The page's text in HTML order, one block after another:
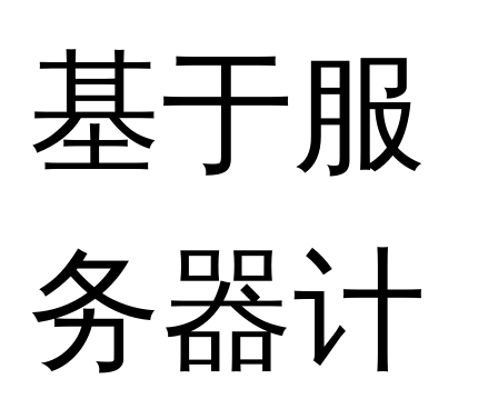
基于服
务器计